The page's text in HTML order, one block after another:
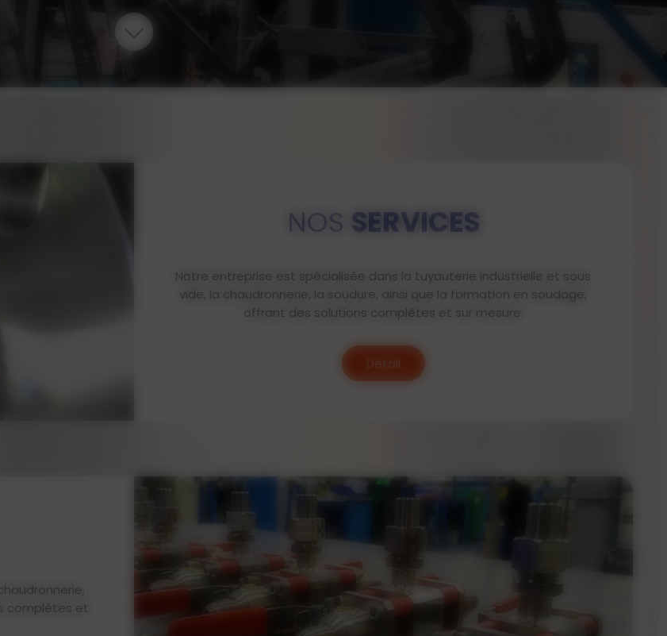
NOS SERVICES
Notre entreprise est spécialisée dans la tuyauterie industrielle et sous
vide, la chaudronnerie, la soudure, ainsi que la formation en soudage,
offrant des solutions complètes et sur mesure.
complètes et